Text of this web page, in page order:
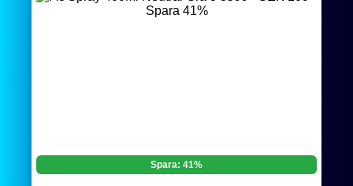
Spara: 41%